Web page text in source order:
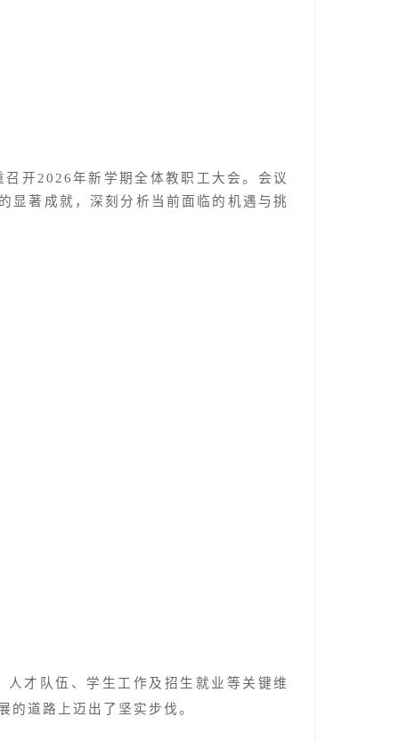
开2026年新学期全体教职工大会。会议
显著成就，深刻分析当前面临的机遇与挑
才队伍、学生工作及招生就业等关键维
的道路上迈出了坚实步伐。